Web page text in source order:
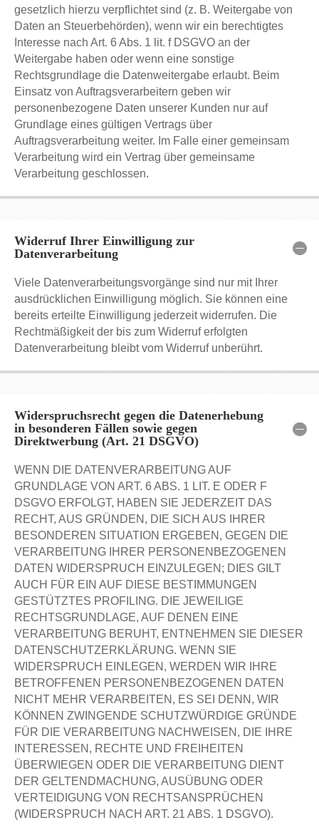
gesetzlich hierzu verpflichtet sind (z. B. Weitergabe von
Daten an Steuerbehörden), wenn wir ein berechtigtes
Interesse nach Art. 6 Abs. 1 lit. f DSGVO an der
Weitergabe haben oder wenn eine sonstige
Rechtsgrundlage die Datenweitergabe erlaubt. Beim
Einsatz von Auftragsverarbeitern geben wir
personenbezogene Daten unserer Kunden nur auf
Grundlage eines gültigen Vertrags über
Auftragsverarbeitung weiter. Im Falle einer gemeinsam
Verarbeitung wird ein Vertrag über gemeinsame
Verarbeitung geschlossen.
Widerruf Ihrer Einwilligung zur
Datenverarbeitung
Viele Datenverarbeitungsvorgänge sind nur mit Ihrer
ausdrücklichen Einwilligung möglich. Sie können eine
bereits erteilte Einwilligung jederzeit widerrufen. Die
Rechtmäßigkeit der bis zum Widerruf erfolgten
Datenverarbeitung bleibt vom Widerruf unberührt.
Widerspruchsrecht gegen die Datenerhebung
in besonderen Fällen sowie gegen
Direktwerbung (Art. 21 DSGVO)
WENN DIE DATENVERARBEITUNG AUF
GRUNDLAGE VON ART. 6 ABS. 1 LIT. E ODER F
DSGVO ERFOLGT, HABEN SIE JEDERZEIT DAS
RECHT, AUS GRÜNDEN, DIE SICH AUS IHRER
BESONDEREN SITUATION ERGEBEN, GEGEN DIE
VERARBEITUNG IHRER PERSONENBEZOGENEN
DATEN WIDERSPRUCH EINZULEGEN; DIES GILT
AUCH FÜR EIN AUF DIESE BESTIMMUNGEN
GESTÜTZTES PROFILING. DIE JEWEILIGE
RECHTSGRUNDLAGE, AUF DENEN EINE
VERARBEITUNG BERUHT, ENTNEHMEN SIE DIESER
DATENSCHUTZERKLÄRUNG. WENN SIE
WIDERSPRUCH EINLEGEN, WERDEN WIR IHRE
BETROFFENEN PERSONENBEZOGENEN DATEN
NICHT MEHR VERARBEITEN, ES SEI DENN, WIR
KÖNNEN ZWINGENDE SCHUTZWÜRDIGE GRÜNDE
FÜR DIE VERARBEITUNG NACHWEISEN, DIE IHRE
INTERESSEN, RECHTE UND FREIHEITEN
ÜBERWIEGEN ODER DIE VERARBEITUNG DIENT
DER GELTENDMACHUNG, AUSÜBUNG ODER
VERTEIDIGUNG VON RECHTSANSPRÜCHEN
(WIDERSPRUCH NACH ART. 21 ABS. 1 DSGVO).